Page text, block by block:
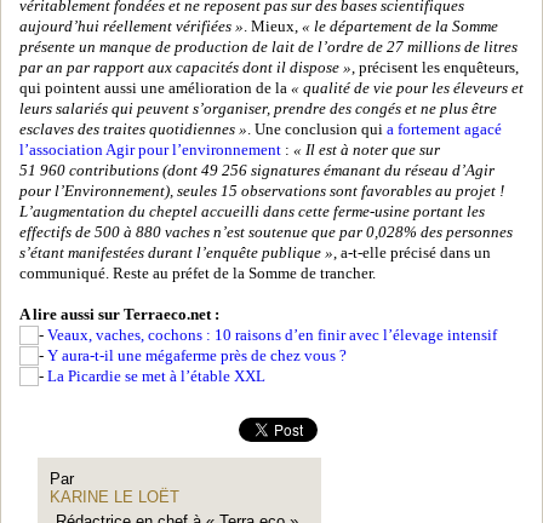
véritablement fondées et ne reposent pas sur des bases scientifiques
aujourd’hui réellement vérifiées ». Mieux, « le département de la Somme
présente un manque de production de lait de l’ordre de 27 millions de litres
par an par rapport aux capacités dont il dispose », précisent les enquêteurs,
qui pointent aussi une amélioration de la « qualité de vie pour les éleveurs et
leurs salariés qui peuvent s’organiser, prendre des congés et ne plus être
esclaves des traites quotidiennes ». Une conclusion qui a fortement agacé
l’association Agir pour l’environnement : « Il est à noter que sur
51 960 contributions (dont 49 256 signatures émanant du réseau d’Agir
pour l’Environnement), seules 15 observations sont favorables au projet !
L’augmentation du cheptel accueilli dans cette ferme-usine portant les
effectifs de 500 à 880 vaches n’est soutenue que par 0,028% des personnes
s’étant manifestées durant l’enquête publique », a-t-elle précisé dans un
communiqué. Reste au préfet de la Somme de trancher.
A lire aussi sur Terraeco.net :
Veaux, vaches, cochons : 10 raisons d’en finir avec l’élevage intensif
Y aura-t-il une mégaferme près de chez vous ?
La Picardie se met à l’étable XXL
Par
KARINE LE LOËT